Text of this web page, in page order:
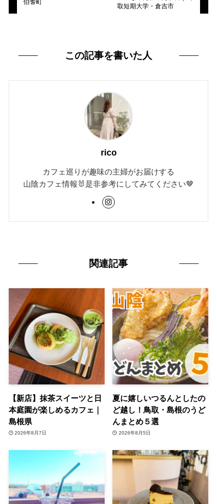
伯耆町
取短期大学・倉吉市
この記事を書いた人
rico
カフェ巡りが趣味の主婦がお届けする
山陰カフェ情報🐰是非参考にしてみてください🤎
関連記事
【新店】抹茶スイーツと日
本庭園が楽しめるカフェ｜
島根県
2026年8月7日
夏に嬉しいつるんとしたの
ど越し！鳥取・島根のうど
んまとめ５選
2026年8月5日